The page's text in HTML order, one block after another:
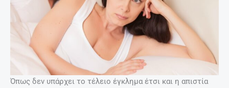
Όπως δεν υπάρχει το τέλειο έγκλημα έτσι και η απιστία